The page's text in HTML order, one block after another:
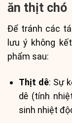
ăn thịt chó
Để tránh các
lưu ý không
phẩm sau:
Thịt dê: Sự
dê (tính
sinh nhiệt